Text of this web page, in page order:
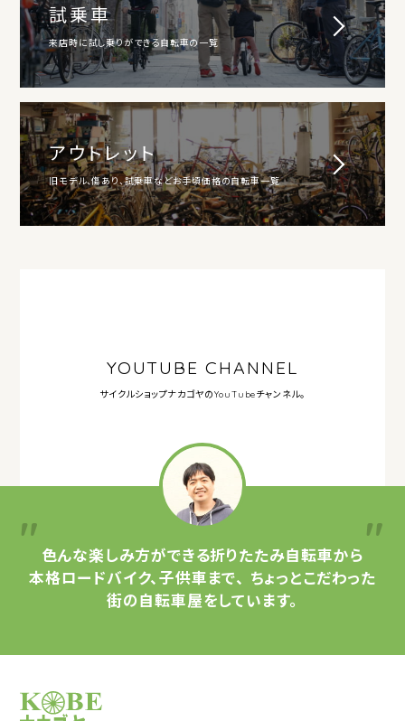
試乗車
来店時に試し乗りができる自転車の一覧
アウトレット
旧モデル、傷あり、試乗車などお手頃価格の自転車一覧
YOUTUBE CHANNEL
サイクルショップナカゴヤのYouTubeチャンネル。
色んな楽しみ方ができる折りたたみ自転車から
本格ロードバイク、子供車まで、 ちょっとこだわった
街の自転車屋をしています。
サイクルショップナカゴヤ